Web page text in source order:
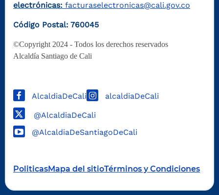
electrónicas: facturaselectronicas@cali.gov.co
Código Postal: 760045
©Copyright 2024 - Todos los derechos reservados
Alcaldía Santiago de Cali
AlcaldiaDeCali alcaldiaDeCali
@AlcaldiaDeCali
@AlcaldiaDeSantiagoDeCali
PoliticasMapa del sitioTérminos y Condiciones